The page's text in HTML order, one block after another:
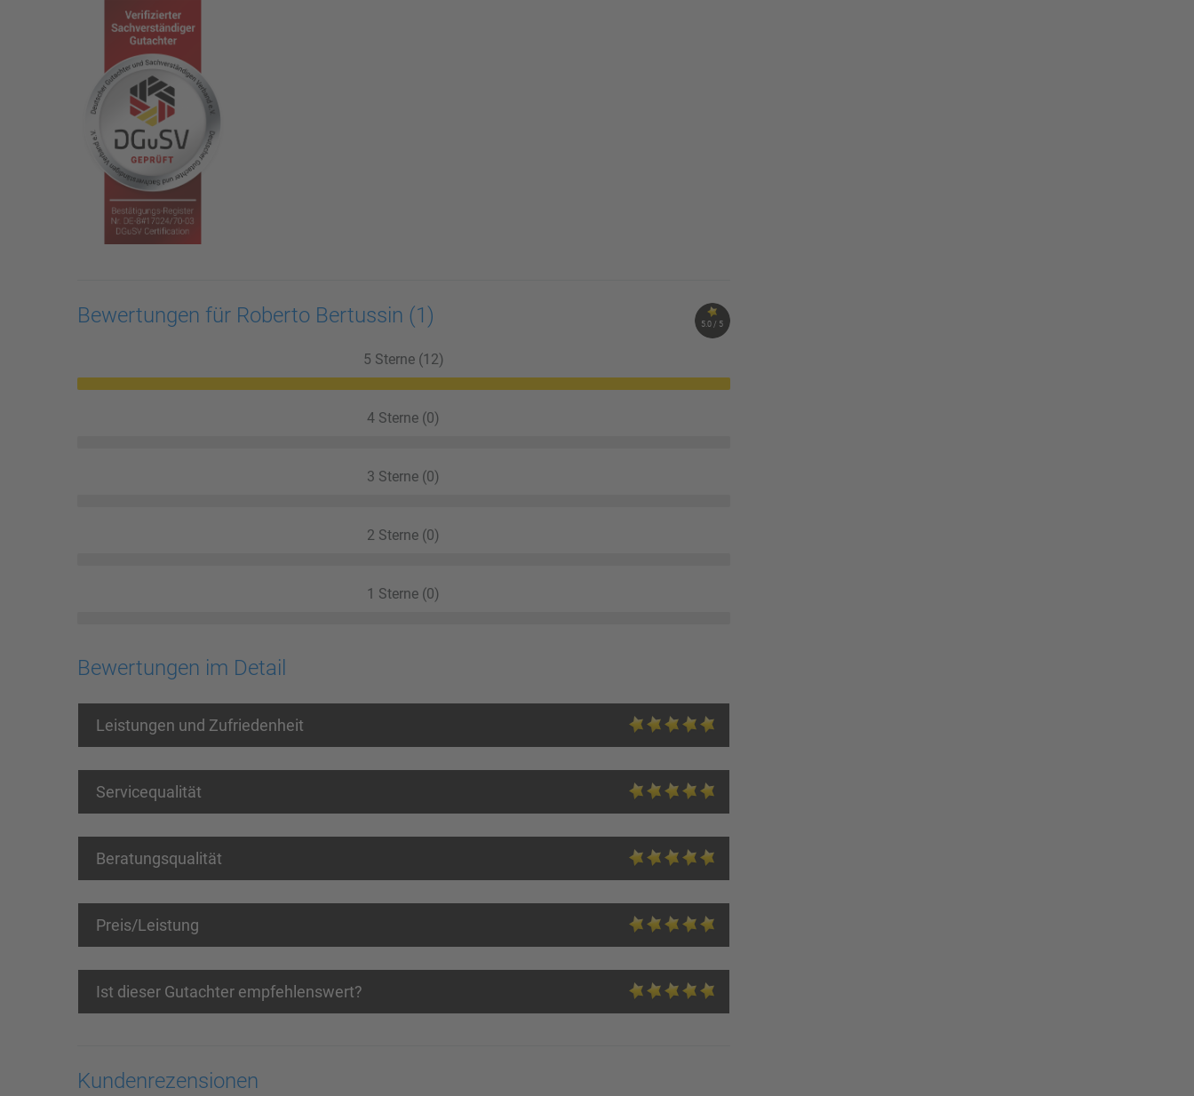
5.0 / 5
Bewertungen für Roberto Bertussin (1)
5 Sterne (12)
4 Sterne (0)
3 Sterne (0)
2 Sterne (0)
1 Sterne (0)
Bewertungen im Detail
Leistungen und Zufriedenheit
Servicequalität
Beratungsqualität
Preis/Leistung
Ist dieser Gutachter empfehlenswert?
Kundenrezensionen